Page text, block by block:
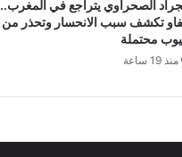
الصحراوي يتراجع في المغرب..
تكشف سبب الانحسار وتحذر من
محتملة
منذ 19 ساعة